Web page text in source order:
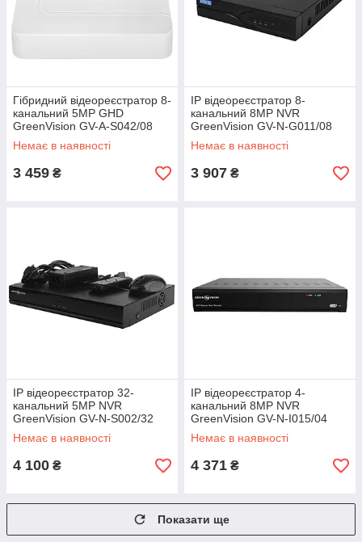
Гібридний відеореєстратор 8-
канальний 5MP GHD
GreenVision GV-A-S042/08
Немає в наявності
3 459 ₴
IP відеореєстратор 8-
канальний 8MP NVR
GreenVision GV-N-G011/08
Немає в наявності
3 907 ₴
IP відеореєстратор 32-
канальний 5MP NVR
GreenVision GV-N-S002/32
Немає в наявності
4 100 ₴
IP відеореєстратор 4-
канальний 8MP NVR
GreenVision GV-N-I015/04
Немає в наявності
4 371 ₴
Показати ще